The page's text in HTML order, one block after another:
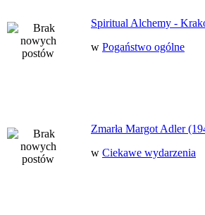
Spiritual Alchemy -
w Pogaństwo ogólne
Zmarła Margot Adler
w Ciekawe wydarzenia